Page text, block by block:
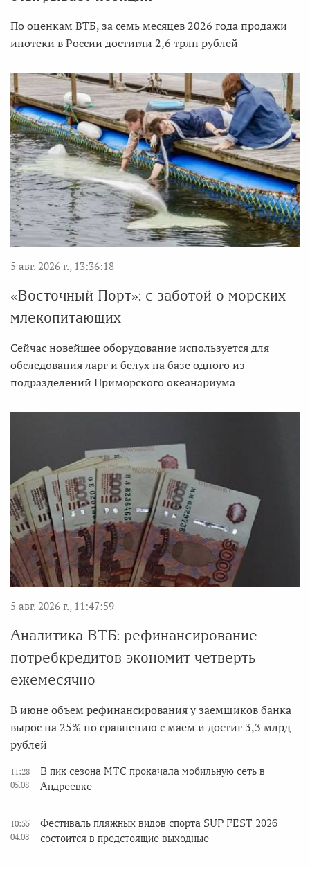
По оценкам ВТБ, за семь месяцев 2026 года продажи
ипотеки в России достигли 2,6 трлн рублей
5 авг. 2026 г., 13:36:18
«Восточный Порт»: с заботой о морских
млекопитающих
Сейчас новейшее оборудование используется для
обследования ларг и белух на базе одного из
подразделений Приморского океанариума
5 авг. 2026 г., 11:47:59
Аналитика ВТБ: рефинансирование
потребкредитов экономит четверть
ежемесячно
В июне объем рефинансирования у заемщиков банка
вырос на 25% по сравнению с маем и достиг 3,3 млрд
рублей
11:28
05.08
В пик сезона МТС прокачала мобильную сеть в
Андреевке
10:55
04.08
Фестиваль пляжных видов спорта SUP FEST 2026
состоится в предстоящие выходные